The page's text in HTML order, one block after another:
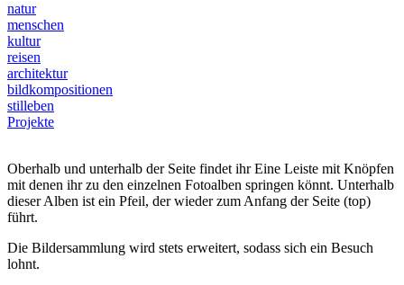
natur
menschen
kultur
reisen
architektur
bildkompositionen
stilleben
Projekte
Oberhalb und unterhalb der Seite findet ihr Eine Leiste mit Knöpfen
mit denen ihr zu den einzelnen Fotoalben springen könnt. Unterhalb
dieser Alben ist ein Pfeil, der wieder zum Anfang der Seite (top)
führt.
Die Bildersammlung wird stets erweitert, sodass sich ein Besuch
lohnt.